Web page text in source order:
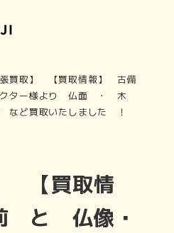
張買取】 【買取情報】 古備
ター様より 仏面 ・ 木
買取いたしました ！
【買取情
と 仏像・